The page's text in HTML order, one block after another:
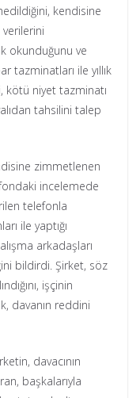
kendisine
okunduğunu ve
tazminatları ile yıllık
kötü niyet tazminatı
tahsilini talep
zimmetlenen
incelemede
telefonla
ile yaptığı
arkadaşları
bildirdi. Şirket, söz
işçinin
davanın reddini
davacının
başkalarıyla